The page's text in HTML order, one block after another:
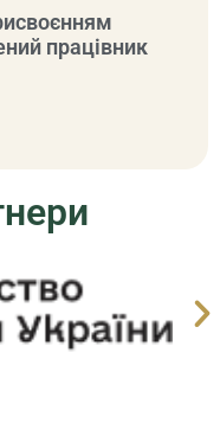
працівник